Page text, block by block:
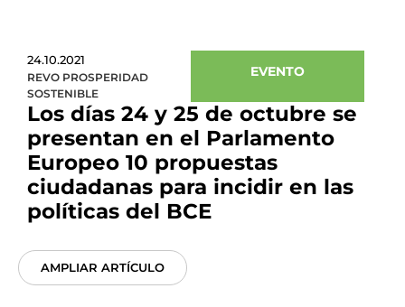
24.10.2021
REVO PROSPERIDAD
SOSTENIBLE
EVENTO
Los días 24 y 25 de octubre se
presentan en el Parlamento
Europeo 10 propuestas
ciudadanas para incidir en las
políticas del BCE
AMPLIAR ARTÍCULO